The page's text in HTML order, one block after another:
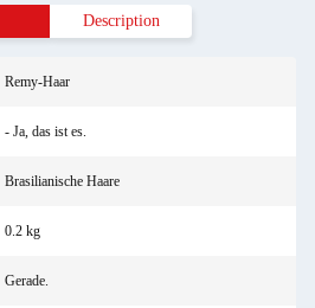
Description
Remy-Haar
- Ja, das ist es.
Brasilianische Haare
0.2 kg
Gerade.